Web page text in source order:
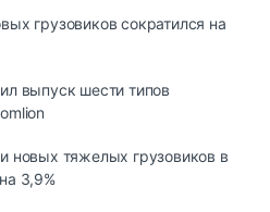
грузовиков сократился на
выпуск шести типов
новых тяжелых грузовиков в
3,9%